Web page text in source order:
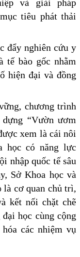
và giải pháp
tiêu phát thải
đẩy nghiên cứu y
tế bào gốc nhằm
hiện đại và đồng
chương trình
“Vườn ươm
xem là cái nôi
học có năng lực
nhập quốc tế sâu
Sở Khoa học và
là cơ quan chủ trì,
kết nối chặt chẽ
học cùng cộng
các nhiệm vụ